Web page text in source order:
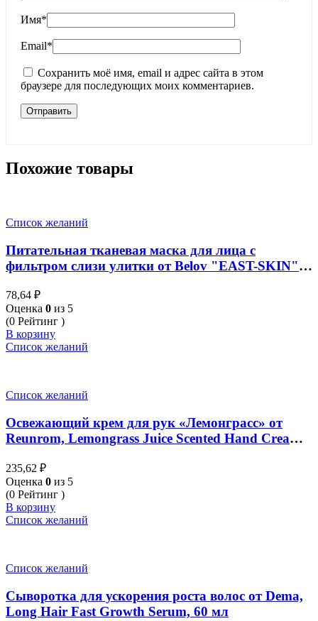
Имя*
Email*
Сохранить моё имя, email и адрес сайта в этом
браузере для последующих моих комментариев.
Похожие товары
Список желаний
Питательная тканевая маска для лица с
фильтром слизи улитки от Belov "EAST-SKIN"
78,64 ₽
Оценка 0 из 5
(0 Рейтинг )
В корзину
Список желаний
Список желаний
Освежающий крем для рук «Лемонграсс» от
Reunrom, Lemongrass Juice Scented Hand Cream,
235,62 ₽
Оценка 0 из 5
(0 Рейтинг )
В корзину
Список желаний
Список желаний
Сыворотка для ускорения роста волос от Dema,
Long Hair Fast Growth Serum, 60 мл